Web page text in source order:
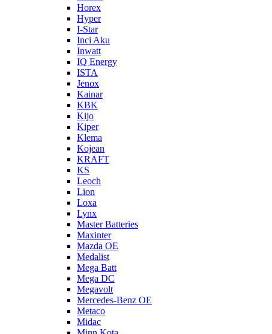
Horex
Hyper
I-Star
Inci Aku
Inwatt
IQ Energy
ISTA
Jenox
Kainar
KBK
Kijo
Kiper
Klema
Kojean
KRAFT
KS
Leoch
Lion
Loxa
Lynx
Master Batteries
Maxinter
Mazda OE
Medalist
Mega Batt
Mega DC
Megavolt
Mercedes-Benz OE
Metaco
Midac